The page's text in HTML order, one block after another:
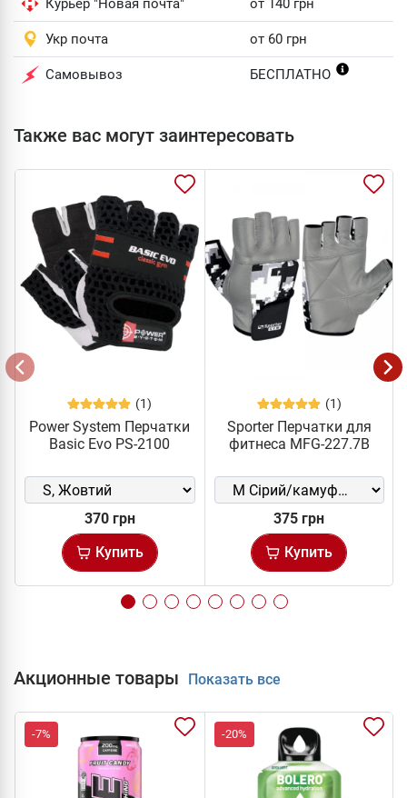
Курьер "Новая почта" от 140 грн
Укр почта от 60 грн
Самовывоз БЕСПЛАТНО
Также вас могут заинтересовать
(1)
Power System Перчатки
Basic Evo PS-2100
370 грн
Купить
(1)
Sporter Перчатки для
фитнеса MFG-227.7B
375 грн
Купить
Акционные товары Показать все
-7% -20%